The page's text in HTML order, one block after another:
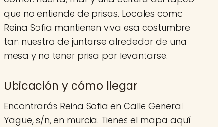
que no entiende de prisas. Locales como
Reina Sofia mantienen viva esa costumbre
tan nuestra de juntarse alrededor de una
mesa y no tener prisa por levantarse.
Ubicación y cómo llegar
Encontrarás Reina Sofia en Calle General
Yagüe, s/n, en murcia. Tienes el mapa aquí